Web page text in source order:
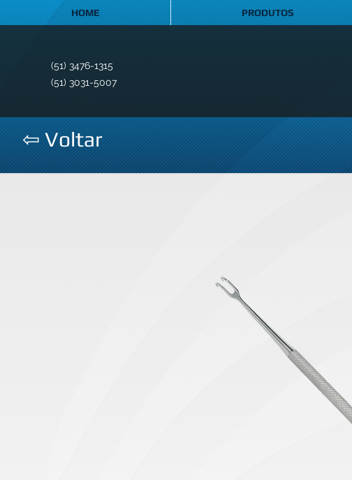
HOME PRODUTOS
(51) 3476-1315
(51) 3031-5007
⇦ Voltar